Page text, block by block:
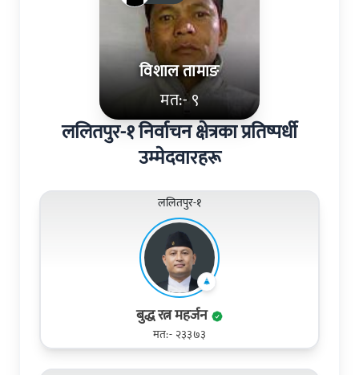
विशाल तामाङ
मत:- ९
ललितपुर-१ निर्वाचन क्षेत्रका प्रतिष्पर्धी
उम्मेदवारहरू
ललितपुर-१
बुद्ध रत्न महर्जन
मत:- २३३७३